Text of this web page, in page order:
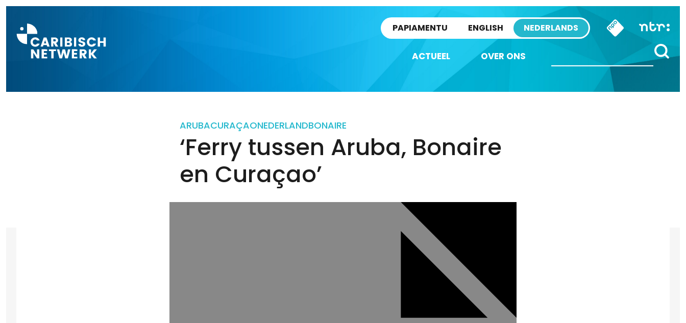
PAPIAMENTU ENGLISH NEDERLANDS
ACTUEEL OVER ONS
ARUBACURAÇAONEDERLANDBONAIRE
‘Ferry tussen Aruba, Bonaire
en Curaçao’